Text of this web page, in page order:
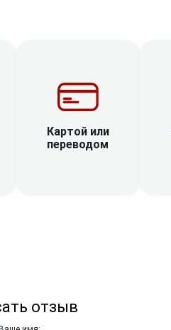
Картой или
переводом
отзыв